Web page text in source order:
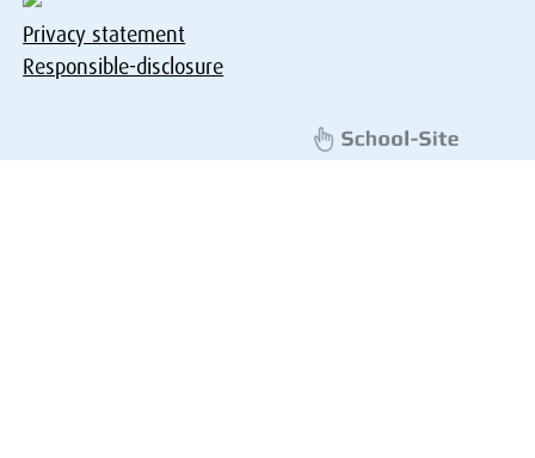
Privacy statement
Responsible-disclosure